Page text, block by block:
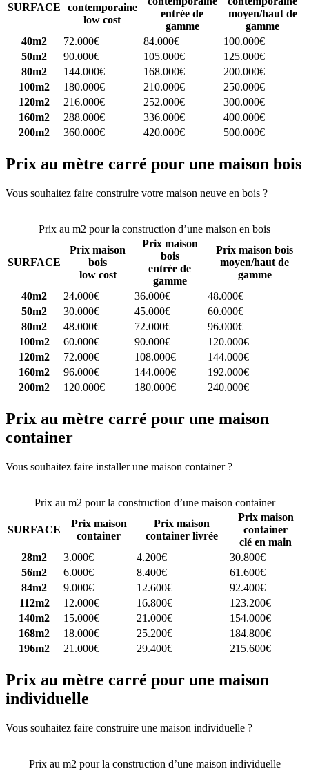
SURFACE
contemporaine
low cost
entrée de
gamme
moyen/haut de
gamme
40m2
72.000€ 84.000€
100.000€
50m2
90.000€ 105.000€
125.000€
80m2
144.000€ 168.000€
200.000€
100m2
180.000€ 210.000€
250.000€
120m2
216.000€ 252.000€
300.000€
160m2
288.000€ 336.000€
400.000€
200m2
360.000€ 420.000€ 500.000€
Prix au mètre carré pour une maison bois
Vous souhaitez faire construire votre maison neuve en bois ?
Prix au m2 pour la construction d’une maison en bois
SURFACE
Prix maison
bois
low cost
Prix maison
bois
entrée de
gamme
Prix maison bois
moyen/haut de
gamme
40m2
24.000€ 36.000€
48.000€
50m2
30.000€ 45.000€
60.000€
80m2
48.000€ 72.000€
96.000€
100m2
60.000€ 90.000€
120.000€
120m2
72.000€ 108.000€
144.000€
160m2
96.000€ 144.000€
192.000€
200m2
120.000€ 180.000€ 240.000€
Prix au mètre carré pour une maison
container
Vous souhaitez faire installer une maison container ?
Prix au m2 pour la construction d’une maison container
SURFACE
Prix maison
container
Prix maison
container livrée
Prix maison
container
clé en main
28m2
3.000€ 4.200€
30.800€
56m2
6.000€ 8.400€
61.600€
84m2
9.000€ 12.600€
92.400€
112m2
12.000€ 16.800€
123.200€
140m2
15.000€ 21.000€
154.000€
168m2
18.000€ 25.200€
184.800€
196m2
21.000€ 29.400€ 215.600€
Prix au mètre carré pour une maison
individuelle
Vous souhaitez faire construire une maison individuelle ?
Prix au m2 pour la construction d’une maison individuelle